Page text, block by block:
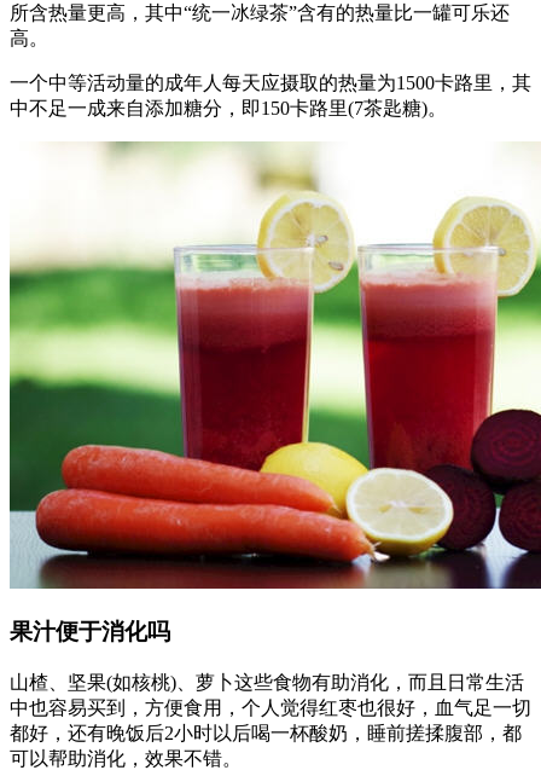
所含热量更高，其中“统一冰绿茶”含有的热量比一罐可乐还
高。
一个中等活动量的成年人每天应摄取的热量为1500卡路里，其
中不足一成来自添加糖分，即150卡路里(7茶匙糖)。
果汁便于消化吗
山楂、坚果(如核桃)、萝卜这些食物有助消化，而且日常生活
中也容易买到，方便食用，个人觉得红枣也很好，血气足一切
都好，还有晚饭后2小时以后喝一杯酸奶，睡前搓揉腹部，都
可以帮助消化，效果不错。